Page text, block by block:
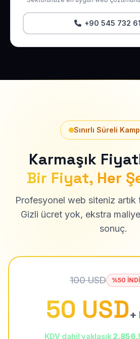
+90 545 732
Sınırlı Süreli
Karmaşık
Bir Fiyat, Her
Profesyonel web siteniz
Gizli ücret yok, ekstra
sonuç.
100 USD %50
50 USD+
KDV dahil yaklaşık